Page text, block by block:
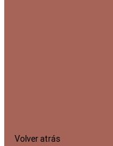
Volver atrás